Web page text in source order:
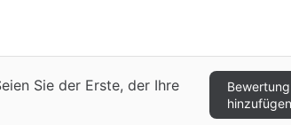
Sie der Erste, der Ihre
Bewertung
hinzufügen